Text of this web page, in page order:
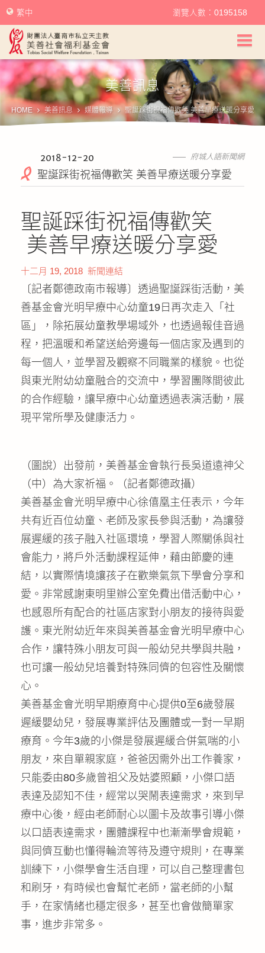
美善社會福利基金會首頁
關於美善
美善服務
幫助美善
我要捐款
捐款徵信
公益義賣
聯絡我們
友善連結
網站地圖
繁中 瀏覽人數：0195158
美善訊息
HOME 美善訊息 媒體報導 聖誕踩街祝福傳歡笑 美善早療送暖分享愛
府城人語新聞網
2018-12-20
聖誕踩街祝福傳歡笑 美善早療送暖分享愛
聖誕踩街祝福傳歡笑
美善早療送暖分享愛
十二月 19, 2018 新聞連結
〔記者鄭德政南市報導〕透過聖誕踩街活動，美
善基金會光明早療中心幼童19日再次走入「社
區」，除拓展幼童教學場域外，也透過報佳音過
程，把溫暖和希望送給旁邊每一個店家及遇到的
每一個人，並學習及觀察不同職業的樣貌。也從
與東光附幼幼童融合的交流中，學習團隊間彼此
的合作經驗，讓早療中心幼童透過表演活動，展
現平常所學及健康活力。
（圖說）出發前，美善基金會執行長吳道遠神父
（中）為大家祈福。（記者鄭德政攝）
美善基金會光明早療中心徐僖凰主任表示，今年
共有近百位幼童、老師及家長參與活動，為讓發
展遲緩的孩子融入社區環境，學習人際關係與社
會能力，將戶外活動課程延伸，藉由節慶的連
結，以實際情境讓孩子在歡樂氣氛下學會分享和
愛。非常感謝東明里辦公室免費出借活動中心，
也感恩所有配合的社區店家對小朋友的接待與愛
護。東光附幼近年來與美善基金會光明早療中心
合作，讓特殊小朋友可與一般幼兒共學與共融，
也可讓一般幼兒培養對特殊同儕的包容性及關懷
心。
美善基金會光明早期療育中心提供0至6歲發展
遲緩嬰幼兒，發展專業評估及團體或一對一早期
療育。今年3歲的小傑是發展遲緩合併氣喘的小
朋友，來自單親家庭，爸爸因需外出工作養家，
只能委由80多歲曾祖父及姑婆照顧，小傑口語
表達及認知不佳，經常以哭鬧表達需求，來到早
療中心後，經由老師耐心以圖卡及故事引導小傑
以口語表達需求，團體課程中也漸漸學會規範，
與同儕互動也懂得輪流等待及遵守規則，在專業
訓練下，小傑學會生活自理，可以自己整理書包
和刷牙，有時候也會幫忙老師，當老師的小幫
手，在家情緒也穩定很多，甚至也會做簡單家
事，進步非常多。